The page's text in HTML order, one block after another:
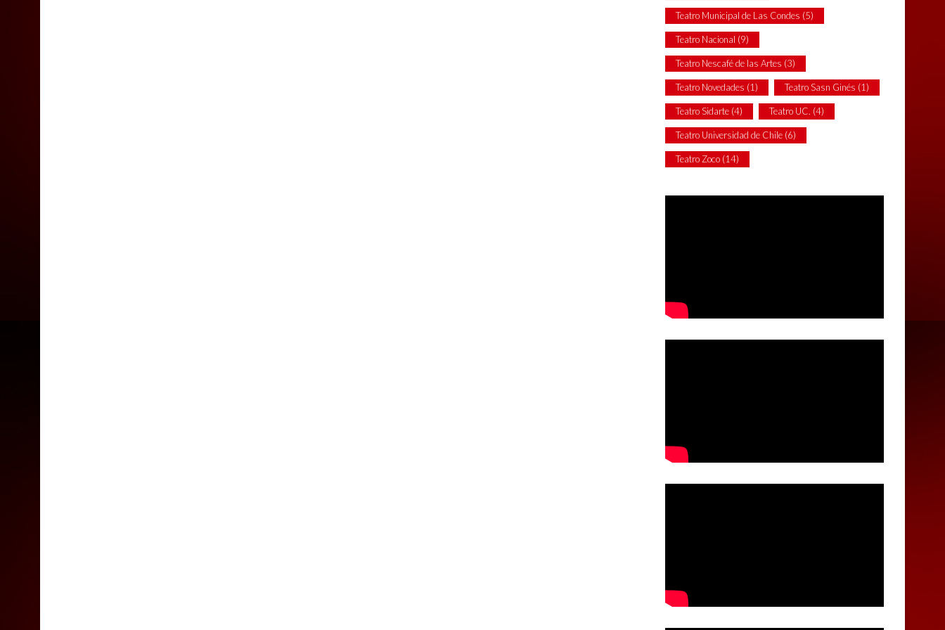
Teatro Municipal de Las Condes (5)
Teatro Nacional (9)
Teatro Nescafé de las Artes (3)
Teatro Novedades (1) Teatro Sasn Ginés (1)
Teatro Sidarte (4) Teatro UC. (4)
Teatro Universidad de Chile (6)
Teatro Zoco (14)